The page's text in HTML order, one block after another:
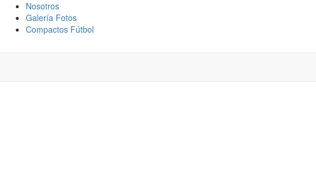
Nosotros
Galería Fotos
Compactos Fútbol